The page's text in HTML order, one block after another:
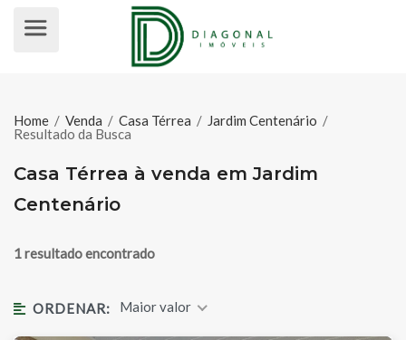
Home / Venda / Casa Térrea / Jardim Centenário /
Resultado da Busca
Casa Térrea à venda em Jardim
Centenário
1 resultado encontrado
ORDENAR: Maior valor